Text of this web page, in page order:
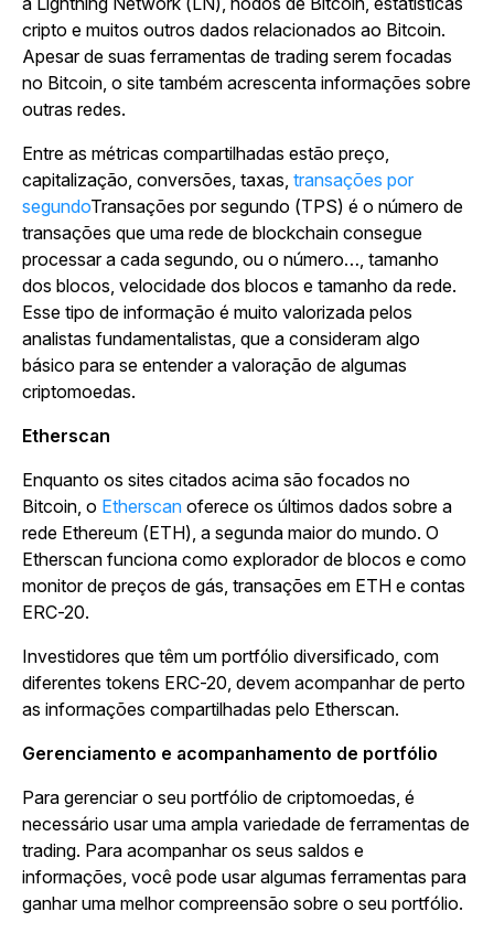
cripto e muitos outros dados relacionados ao Bitcoin.
Apesar de suas ferramentas de trading serem focadas
no Bitcoin, o site também acrescenta informações sobre
outras redes.
Entre as métricas compartilhadas estão preço,
capitalização, conversões, taxas, transações por
segundoTransações por segundo (TPS) é o número de
transações que uma rede de blockchain consegue
processar a cada segundo, ou o número…, tamanho
dos blocos, velocidade dos blocos e tamanho da rede.
Esse tipo de informação é muito valorizada pelos
analistas fundamentalistas, que a consideram algo
básico para se entender a valoração de algumas
criptomoedas.
Etherscan
Enquanto os sites citados acima são focados no
Bitcoin, o Etherscan oferece os últimos dados sobre a
rede Ethereum (ETH), a segunda maior do mundo. O
Etherscan funciona como explorador de blocos e como
monitor de preços de gás, transações em ETH e contas
ERC-20.
Investidores que têm um portfólio diversificado, com
diferentes tokens ERC-20, devem acompanhar de perto
as informações compartilhadas pelo Etherscan.
Gerenciamento e acompanhamento de portfólio
Para gerenciar o seu portfólio de criptomoedas, é
necessário usar uma ampla variedade de ferramentas de
trading. Para acompanhar os seus saldos e
informações, você pode usar algumas ferramentas para
ganhar uma melhor compreensão sobre o seu portfólio.